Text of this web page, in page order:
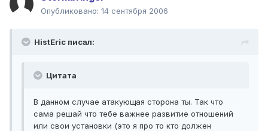
Опубликовано: 14 сентября 2006
HistEric писал:
Цитата
В данном случае атакующая сторона ты. Так что
сама решай что тебе важнее развитие отношений
или свои установки (это я про то кто должен